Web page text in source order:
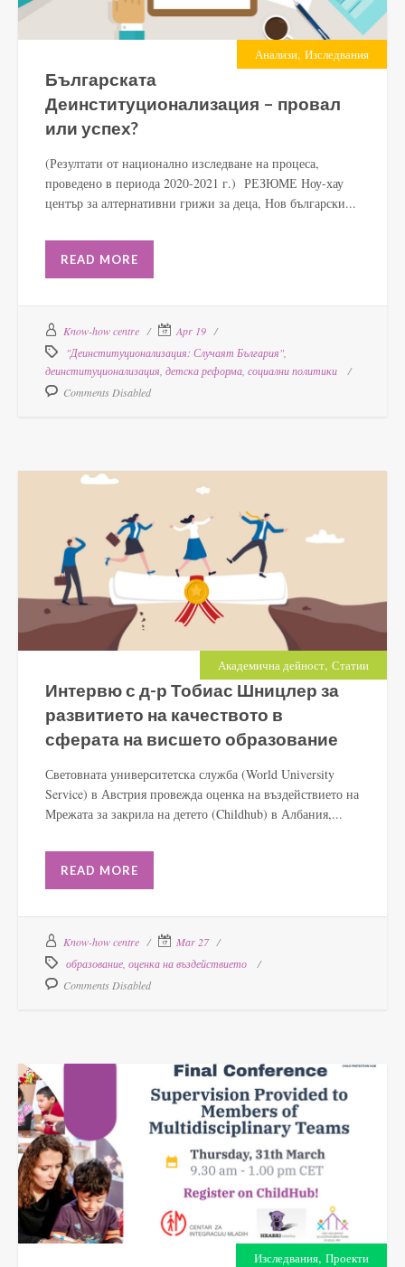
Анализи, Изследвания
Българската
Деинституционализация – провал
или успех?
(Резултати от национално изследване на процеса,
проведено в периода 2020-2021 г.) РЕЗЮМЕ Ноу-хау
център за алтернативни грижи за деца, Нов български...
READ MORE
Know-how centre
Apr 19
"Деинституционализация: Случаят България"
деинституционализация детска реформа социални политики
Comments Disabled
Академична дейност, Статии
Интервю с д-р Тобиас Шницлер за
развитието на качеството в
сферата на висшето образование
Световната университетска служба (World University
Service) в Австрия провежда оценка на въздействието на
Мрежата за закрила на детето (Childhub) в Албания,...
READ MORE
Know-how centre
Mar 27
образование оценка на въздействието
Comments Disabled
Изследвания, Проекти